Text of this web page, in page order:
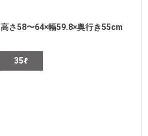
高さ58〜64×幅59.8×奥行き55cm
35ℓ